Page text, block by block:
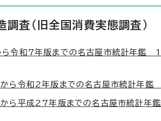
調査（旧全国消費実態調査）
ら令和7年版までの名古屋市統計年
ら令和2年版までの名古屋市統計年
ら平成27年版までの名古屋市統計